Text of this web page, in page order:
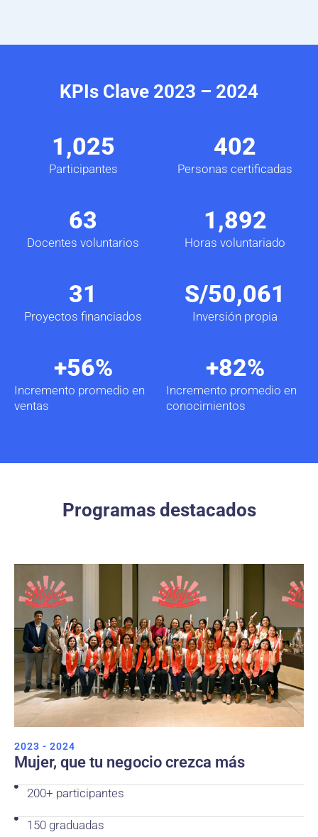
KPIs Clave 2023 – 2024
Participantes
1,025
Personas certificadas
402
Docentes voluntarios
63
Horas voluntariado
1,892
Proyectos financiados
31
Inversión propia
S/50,061
Incremento promedio en
ventas
+56%
Incremento promedio en
conocimientos
+82%
Programas destacados
2023 - 2024
Mujer, que tu negocio crezca más
200+ participantes
150 graduadas